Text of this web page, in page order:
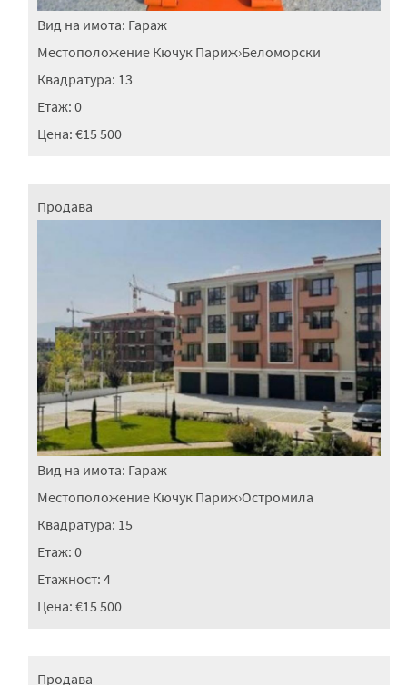
Вид на имота: Гараж
Местоположение Кючук Париж›Беломорски
Квадратура: 13
Етаж: 0
Цена: €15 500
Продава
Вид на имота: Гараж
Местоположение Кючук Париж›Остромила
Квадратура: 15
Етаж: 0
Етажност: 4
Цена: €15 500
Продава